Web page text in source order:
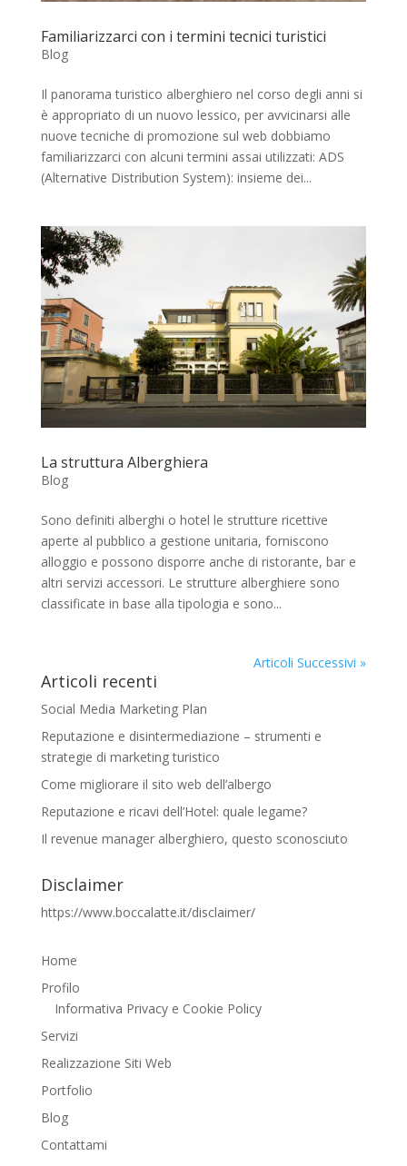
Familiarizzarci con i termini tecnici turistici
Blog
Il panorama turistico alberghiero nel corso degli anni si
è appropriato di un nuovo lessico, per avvicinarsi alle
nuove tecniche di promozione sul web dobbiamo
familiarizzarci con alcuni termini assai utilizzati: ADS
(Alternative Distribution System): insieme dei...
La struttura Alberghiera
Blog
Sono definiti alberghi o hotel le strutture ricettive
aperte al pubblico a gestione unitaria, forniscono
alloggio e possono disporre anche di ristorante, bar e
altri servizi accessori. Le strutture alberghiere sono
classificate in base alla tipologia e sono...
Articoli Successivi »
Articoli recenti
Social Media Marketing Plan
Reputazione e disintermediazione – strumenti e
strategie di marketing turistico
Come migliorare il sito web dell’albergo
Reputazione e ricavi dell’Hotel: quale legame?
Il revenue manager alberghiero, questo sconosciuto
Disclaimer
https://www.boccalatte.it/disclaimer/
Home
Profilo
Informativa Privacy e Cookie Policy
Servizi
Realizzazione Siti Web
Portfolio
Blog
Contattami